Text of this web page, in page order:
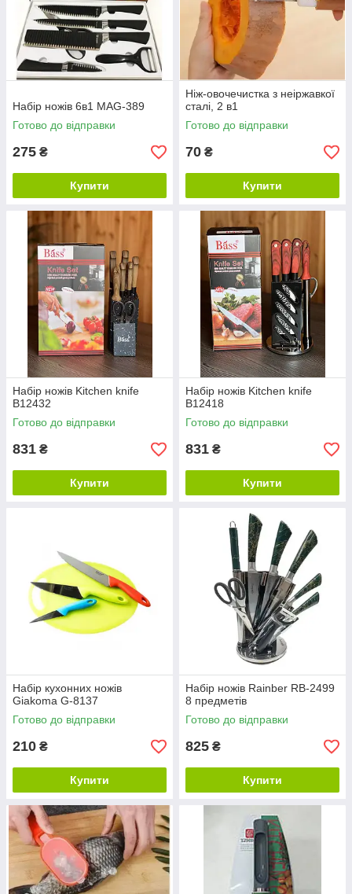
Набір ножів 6в1 MAG-389
Готово до відправки
275 ₴
Купити
Ніж-овочечистка з неіржавкої
сталі, 2 в1
Готово до відправки
70 ₴
Купити
Набір ножів Kitchen knife
B12432
Готово до відправки
831 ₴
Купити
Набір ножів Kitchen knife
B12418
Готово до відправки
831 ₴
Купити
Набір кухонних ножів
Giakoma G-8137
Готово до відправки
210 ₴
Купити
Набір ножів Rainber RB-2499
8 предметів
Готово до відправки
825 ₴
Купити